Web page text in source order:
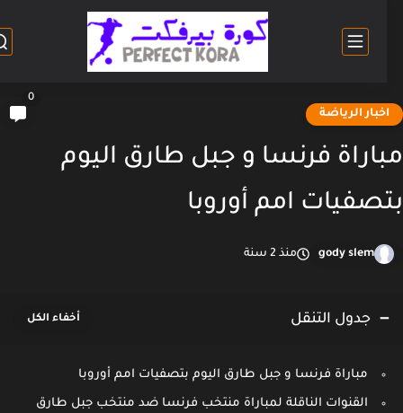
الرياضة
فرنسا و جبل طارق اليوم
امم أوروبا
gody slem منذ 2 سنة
جدول التنقل
مباراة فرنسا و جبل طارق اليوم بتصفيات امم أوروبا
القنوات الناقلة لمباراة منتخب فرنسا ضد منتخب جبل طارق